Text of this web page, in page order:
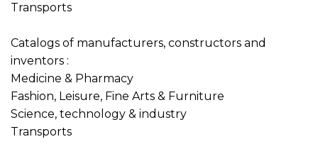
Transports
Catalogs of manufacturers, constructors and
inventors :
Medicine & Pharmacy
Fashion, Leisure, Fine Arts & Furniture
Science, technology & industry
Transports